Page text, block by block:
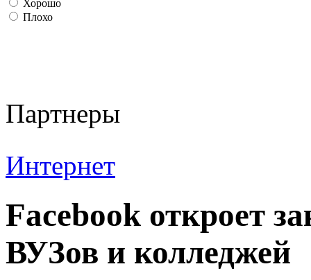
Хорошо
Плохо
Партнеры
Интернет
Facebook откроет
ВУЗов и колледжей